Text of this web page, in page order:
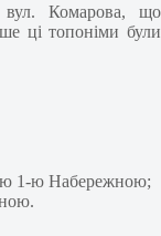
Комарова, що
ці топоніми були
1-ю Набережною;